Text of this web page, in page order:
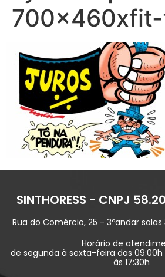
SINTHORESS - CNPJ
Rua do Comércio, 25 - 3ºandar salas
Horário de
de segunda à sexta-feira das 09:00h
às 17:30h